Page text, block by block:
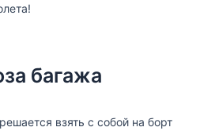
багажа
взять с собой на борт